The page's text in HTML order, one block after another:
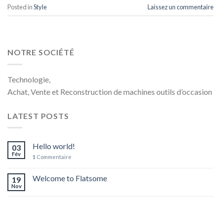
Posted inStyle Laissez un commentaire
NOTRE SOCIÉTÉ
Technologie,
Achat, Vente et Reconstruction de machines outils d’occasion
LATEST POSTS
03
Fév
Hello world!
1 Commentaire
19
Nov
Welcome to Flatsome